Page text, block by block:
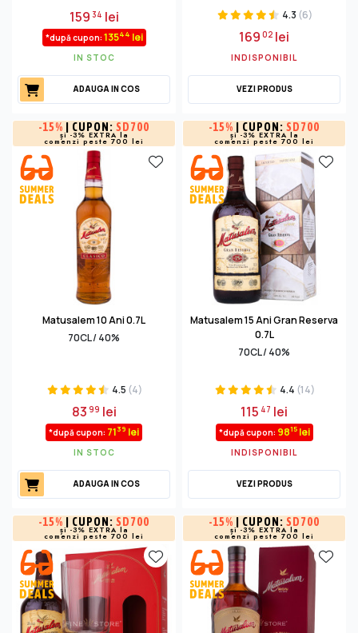
159 34 lei
*după cupon: 13544 lei
IN STOC
ADAUGA IN COS
4.3 (6)
16902 lei
INDISPONIBIL
VEZI PRODUS
-15% | CUPON: SD700
și -3% EXTRA la
comenzi peste 700 lei
Matusalem 10 Ani 0.7L
70CL / 40%
4.5 (4)
8399 lei
*după cupon: 7139 lei
IN STOC
ADAUGA IN COS
-15% | CUPON: SD700
și -3% EXTRA la
comenzi peste 700 lei
Matusalem 15 Ani Gran Reserva
0.7L
70CL / 40%
4.4 (14)
115 47 lei
*după cupon: 9815lei
INDISPONIBIL
VEZI PRODUS
-15% | CUPON: SD700
și -3% EXTRA la
comenzi peste 700 lei
-15% | CUPON: SD700
și -3% EXTRA la
comenzi peste 700 lei